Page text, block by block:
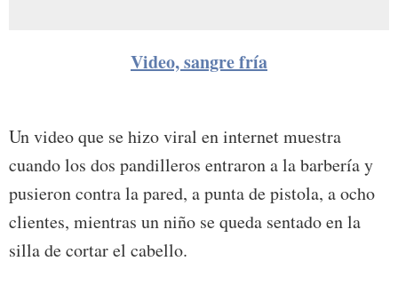
Video, sangre fría
Un video que se hizo viral en internet muestra
cuando los dos pandilleros entraron a la barbería y
pusieron contra la pared, a punta de pistola, a ocho
clientes, mientras un niño se queda sentado en la
silla de cortar el cabello.